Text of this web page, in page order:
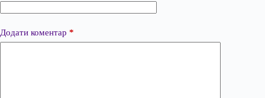
Додати коментар *